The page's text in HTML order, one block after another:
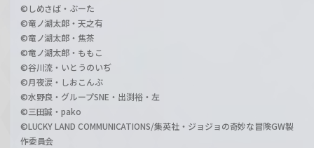
©しめさば・ぶーた
©竜ノ湖太郎・天之有
©竜ノ湖太郎・焦茶
©竜ノ湖太郎・ももこ
©谷川流・いとうのいぢ
©月夜涙・しおこんぶ
©水野良・グループSNE・出渕裕・左
©三田誠・pako
©LUCKY LAND COMMUNICATIONS/集英社・ジョジョの奇妙な冒険GW製
作委員会